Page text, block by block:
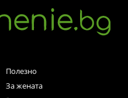
Полезно
За жената